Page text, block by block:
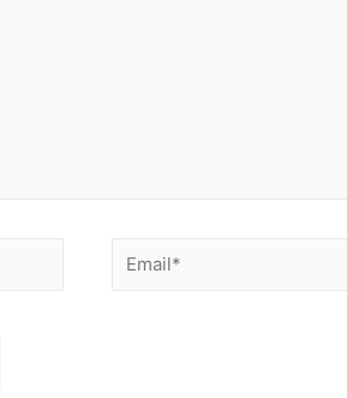
Email*